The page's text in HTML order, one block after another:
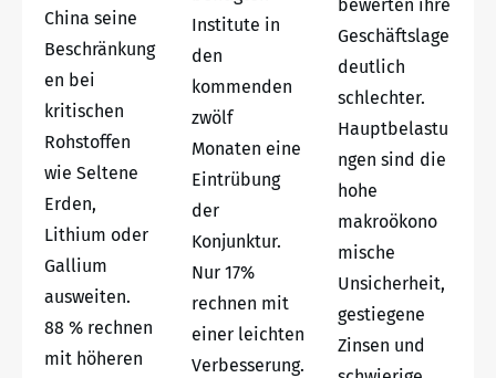
China seine
Beschränkung
en bei
kritischen
Rohstoffen
wie Seltene
Erden,
Lithium oder
Gallium
ausweiten.
88 % rechnen
mit höheren
Institute in
den
kommenden
zwölf
Monaten eine
Eintrübung
der
Konjunktur.
Nur 17%
rechnen mit
einer leichten
Verbesserung.
bewerten ihre
Geschäftslage
deutlich
schlechter.
Hauptbelastu
ngen sind die
hohe
makroökono
mische
Unsicherheit,
gestiegene
Zinsen und